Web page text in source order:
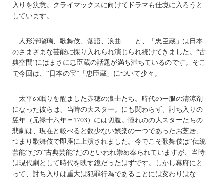
入りを決意。クライマックスに向けてドラマも佳境に入ろうと
しています。
人形浄瑠璃、歌舞伎、落語、浪曲……と、「忠臣蔵」は日本
のさまざまな芸能に採り入れられ演じられ続けてきました。“古
典空間”にはまさに忠臣蔵の話題が満ち満ちているのです。そこ
で今回は、“日本の宝”「忠臣蔵」について少々。
太平の眠りを醒ました赤穂の浪士たち。時代の一服の清涼剤
になった彼らは、当時の大スター。にも関わらず、討ち入りの
翌年（元禄十六年＝1703）には切腹。憧れのの大スターたちの
悲劇は、現在と較べると数少ない娯楽の一つであったお芝居、
つまり歌舞伎で即座に上演されました。今でこそ歌舞伎は“伝統
芸能”だの“古典芸能”だのといわれ崇め奉られていますが、当時
は現代劇として時代を映す鏡だったはずです。しかし幕府にと
って、討ち入りは重大は犯罪行為であることには変わりはな